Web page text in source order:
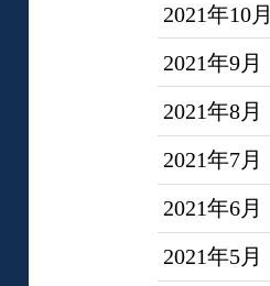
2021年10月
2021年9月
2021年8月
2021年7月
2021年6月
2021年5月